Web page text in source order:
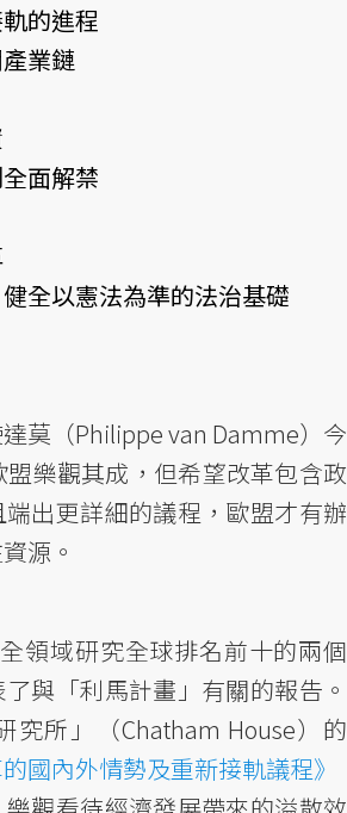
的進程
業鏈
面解禁
全以憲法為準的法治基礎
莫（Philippe van Damme）今
樂觀其成，但希望改革包含政
出更詳細的議程，歐盟才有辦
源。
領域研究全球排名前十的兩個
與「利馬計畫」有關的報告。
究所」（Chatham House）的
國內外情勢及重新接軌議程》